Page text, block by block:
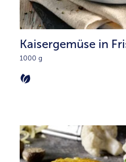
Kaisergemüse in
1000 g